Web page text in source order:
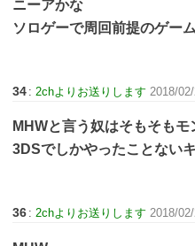
ニーアかな
ソロゲーで周回前提のゲー
34 : 2chよりお送りします 2018/
MHWと言う奴はそもそも
3DSでしかやったことない
36 : 2chよりお送りします 2018/